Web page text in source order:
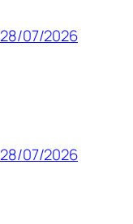
28/07/2026
28/07/2026